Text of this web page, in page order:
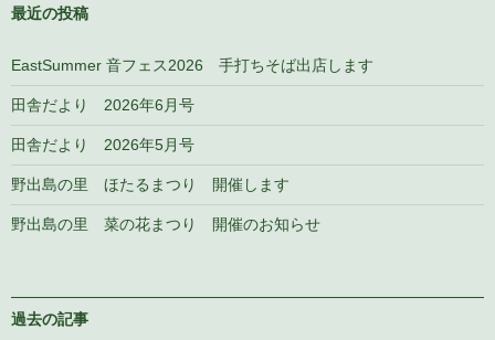
最近の投稿
EastSummer 音フェス2026 手打ちそば出店します
田舎だより 2026年6月号
田舎だより 2026年5月号
野出島の里 ほたるまつり 開催します
野出島の里 菜の花まつり 開催のお知らせ
過去の記事